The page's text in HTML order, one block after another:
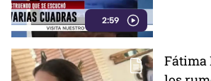
2:59
Fátima